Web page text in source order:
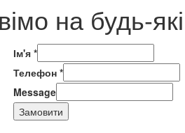
на будь-
Ім'я *
Телефон *
Message
Замовити